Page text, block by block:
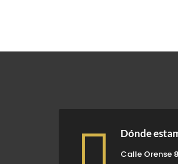
Dónde
Calle Orense